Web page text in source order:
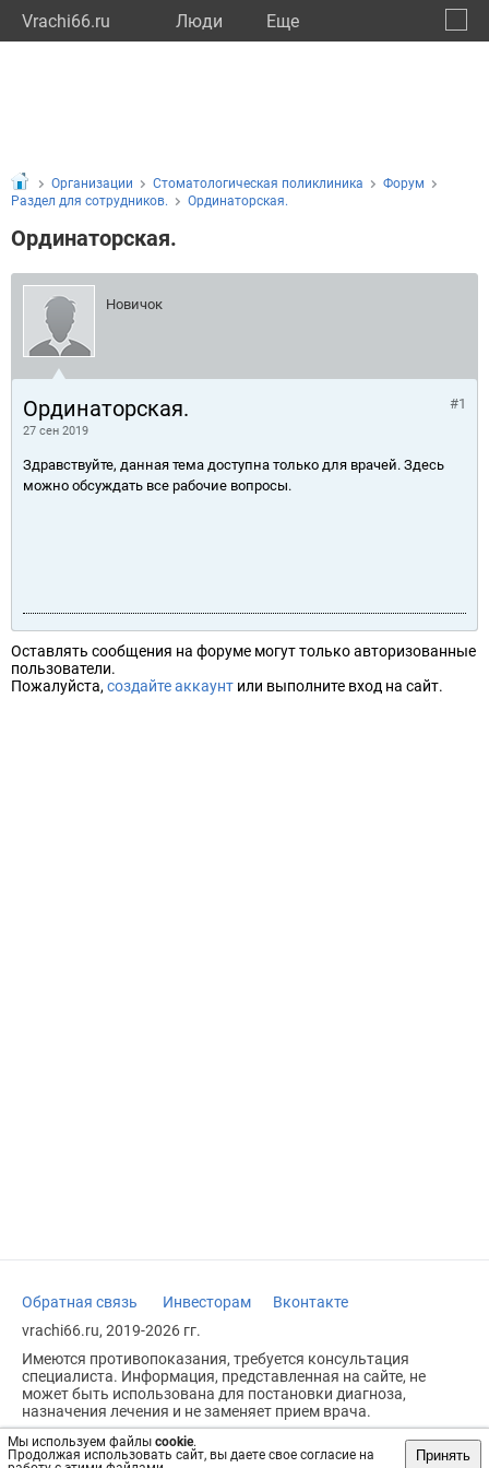
Vrachi66.ru Люди Eще
Мы используем файлы cookie.
Продолжая использовать сайт, вы даете свое согласие на
Принять
Организации Стоматологическая поликлиника
Форум
Раздел для сотрудников.
Ординаторская.
Ординаторская.
Новичок
Ординаторская.
27 сен 2019
#1
Здравствуйте, данная тема доступна только для врачей. Здесь
можно обсуждать все рабочие вопросы.
Оставлять сообщения на форуме могут только авторизованные
пользователи.
Пожалуйста, создайте аккаунт или выполните вход на сайт.
Обратная связь Инвесторам
Вконтакте
vrachi66.ru, 2019-2026 гг.
Имеются противопоказания, требуется консультация
специалиста. Информация, представленная на сайте, не
может быть использована для постановки диагноза,
назначения лечения и не заменяет прием врача.
Возрастное ограничение: 18+